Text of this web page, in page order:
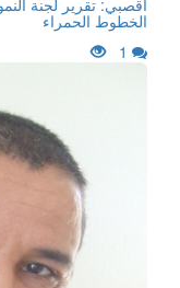
أقصبي: تقرير لجنة
الخطوط الحمراء
1